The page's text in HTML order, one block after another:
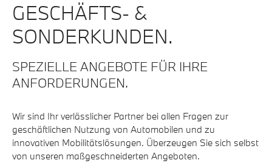
GESCHÄFTS- &
SONDERKUNDEN.
SPEZIELLE ANGEBOTE FÜR IHRE
ANFORDERUNGEN.
Wir sind Ihr verlässlicher Partner bei allen Fragen zur
geschäftlichen Nutzung von Automobilen und zu
innovativen Mobilitätslösungen. Überzeugen Sie sich selbst
von unseren maßgeschneiderten Angeboten.